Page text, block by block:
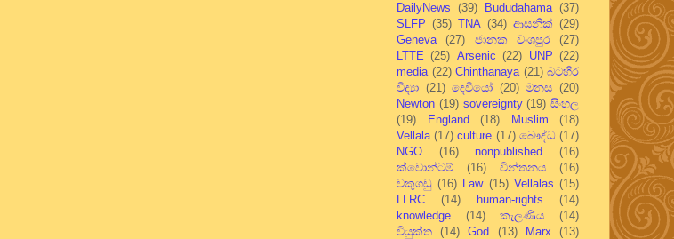
DailyNews (39) Bududahama (37)
SLFP (35) TNA (34) ආසනික් (29)
Geneva
(27) ජානක වංශපුර
(27)
LTTE (25) Arsenic (22) UNP (22)
media (22) Chinthanaya (21) බටහිර
විද්‍යා (21) දෙවියෝ (20) මනස (20)
Newton (19) sovereignty (19) සිංහල
(19)
England (18) Muslim
(18)
Vellala (17) culture (17) බෞද්ධ (17)
NGO
(16) nonpublished
(16)
ක්වොන්ටම්
(16) චින්තනය
(16)
වකුගඩු (16) Law (15) Vellalas (15)
LLRC
(14) human-rights
(14)
knowledge
(14) කැලණිය
(14)
වියුක්ත
(14) God (13) Marx (13)